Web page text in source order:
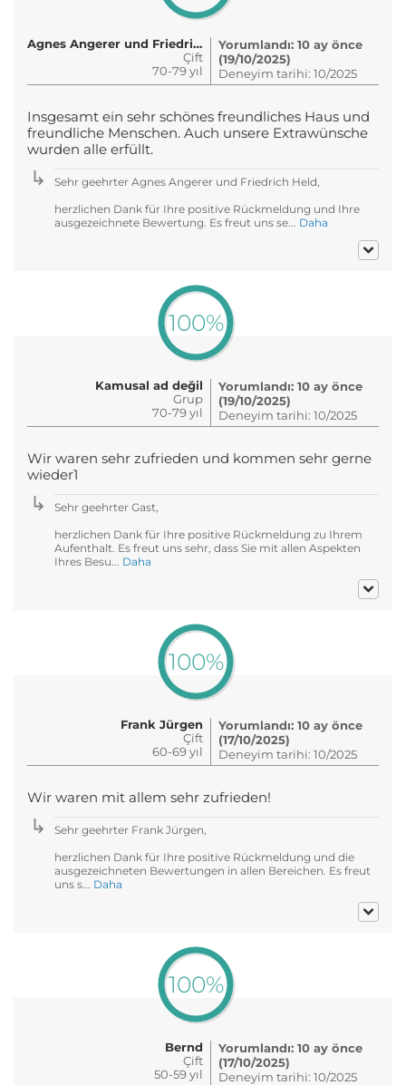
Agnes Angerer und Friedrich He..
Çift
70-79 yıl
Yorumlandı: 10 ay önce
(19/10/2025)
Deneyim tarihi: 10/2025
Insgesamt ein sehr schönes freundliches Haus und
freundliche Menschen. Auch unsere Extrawünsche
wurden alle erfüllt.
Sehr geehrter Agnes Angerer und Friedrich Held,
herzlichen Dank für Ihre positive Rückmeldung und Ihre
ausgezeichnete Bewertung. Es freut uns se... Daha
100%
Kamusal ad değil
Grup
70-79 yıl
Yorumlandı: 10 ay önce
(19/10/2025)
Deneyim tarihi: 10/2025
Wir waren sehr zufrieden und kommen sehr gerne
wieder1
Sehr geehrter Gast,
herzlichen Dank für Ihre positive Rückmeldung zu Ihrem
Aufenthalt. Es freut uns sehr, dass Sie mit allen Aspekten
Ihres Besu... Daha
100%
Frank Jürgen
Çift
60-69 yıl
Yorumlandı: 10 ay önce
(17/10/2025)
Deneyim tarihi: 10/2025
Wir waren mit allem sehr zufrieden!
Sehr geehrter Frank Jürgen,
herzlichen Dank für Ihre positive Rückmeldung und die
ausgezeichneten Bewertungen in allen Bereichen. Es freut
uns s... Daha
100%
Bernd
Çift
50-59 yıl
Yorumlandı: 10 ay önce
(17/10/2025)
Deneyim tarihi: 10/2025